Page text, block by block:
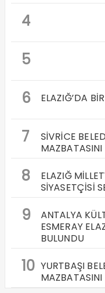
4
5
6
ELAZIĞ’DA
7
SİVRİCE
8
ELAZIĞ
SİYASETÇİSİ
9
ANTALYA
ESMERAY
BULUNDU
10 YURTBAŞI
MAZBATASINI